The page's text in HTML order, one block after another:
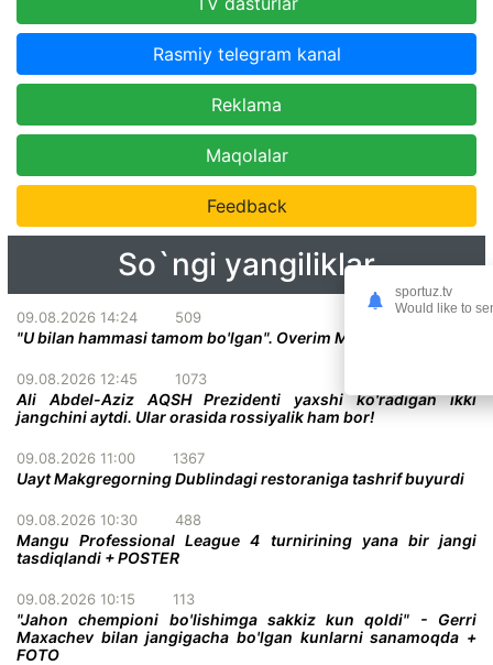
Rasmiy telegram kanal
Reklama
Maqolalar
Feedback
So`ngi yangiliklar
09.08.2026 14:24 509
"U bilan hammasi tamom bo'lgan". Overim Makgregor haqida
09.08.2026 12:45 1073
Ali Abdel-Aziz AQSH Prezidenti yaxshi ko'radigan ikki
jangchini aytdi. Ular orasida rossiyalik ham bor!
09.08.2026 11:00 1367
Uayt Makgregorning Dublindagi restoraniga tashrif buyurdi
09.08.2026 10:30 488
Mangu Professional League 4 turnirining yana bir jangi
tasdiqlandi + POSTER
09.08.2026 10:15 113
"Jahon chempioni bo'lishimga sakkiz kun qoldi" - Gerri
Maxachev bilan jangigacha bo'lgan kunlarni sanamoqda +
FOTO
sportuz.tv
Would like to